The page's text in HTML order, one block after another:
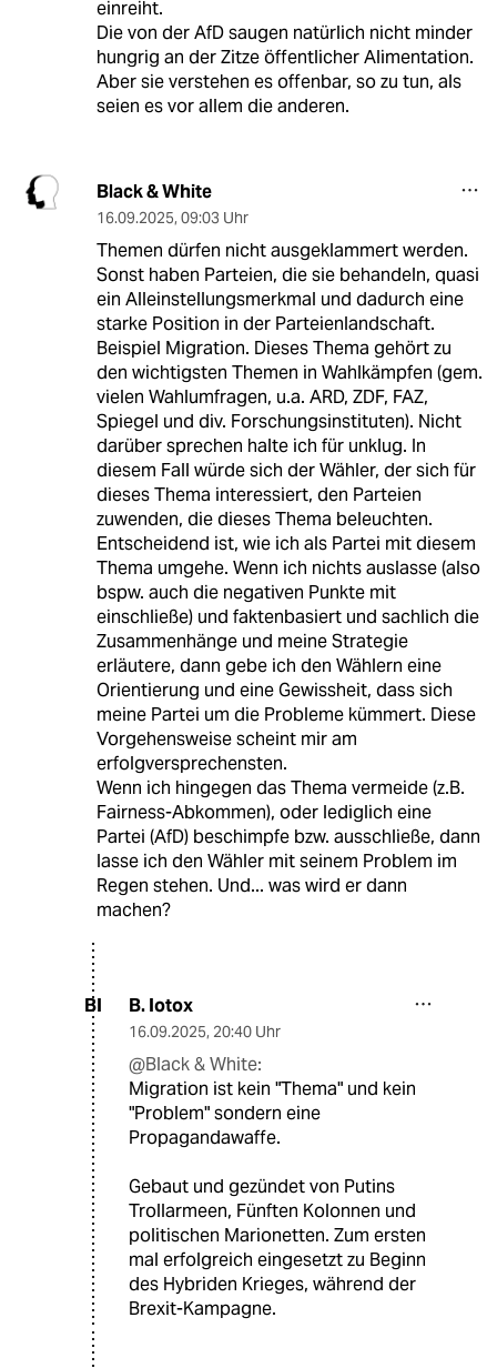
einreiht.
Die von der AfD saugen natürlich nicht minder
hungrig an der Zitze öffentlicher Alimentation.
Aber sie verstehen es offenbar, so zu tun, als
seien es vor allem die anderen.
Black & White
16.09.2025, 09:03 Uhr
Themen dürfen nicht ausgeklammert werden.
Sonst haben Parteien, die sie behandeln, quasi
ein Alleinstellungsmerkmal und dadurch eine
starke Position in der Parteienlandschaft.
Beispiel Migration. Dieses Thema gehört zu
den wichtigsten Themen in Wahlkämpfen (gem.
vielen Wahlumfragen, u.a. ARD, ZDF, FAZ,
Spiegel und div. Forschungsinstituten). Nicht
darüber sprechen halte ich für unklug. In
diesem Fall würde sich der Wähler, der sich für
dieses Thema interessiert, den Parteien
zuwenden, die dieses Thema beleuchten.
Entscheidend ist, wie ich als Partei mit diesem
Thema umgehe. Wenn ich nichts auslasse (also
bspw. auch die negativen Punkte mit
einschließe) und faktenbasiert und sachlich die
Zusammenhänge und meine Strategie
erläutere, dann gebe ich den Wählern eine
Orientierung und eine Gewissheit, dass sich
meine Partei um die Probleme kümmert. Diese
Vorgehensweise scheint mir am
erfolgversprechensten.
Wenn ich hingegen das Thema vermeide (z.B.
Fairness-Abkommen), oder lediglich eine
Partei (AfD) beschimpfe bzw. ausschließe, dann
lasse ich den Wähler mit seinem Problem im
Regen stehen. Und... was wird er dann
machen?
BI B. Iotox
16.09.2025, 20:40 Uhr
@Black & White:
Migration ist kein "Thema" und kein
"Problem" sondern eine
Propagandawaffe.
Gebaut und gezündet von Putins
Trollarmeen, Fünften Kolonnen und
politischen Marionetten. Zum ersten
mal erfolgreich eingesetzt zu Beginn
des Hybriden Krieges, während der
Brexit-Kampagne.